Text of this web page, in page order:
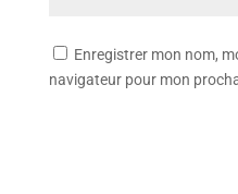
Enregistrer mon nom,
navigateur pour mon